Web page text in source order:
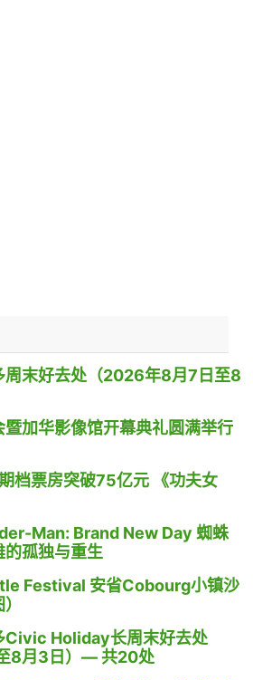
周末好去处（2026年8月7日至8
加华影像馆开幕典礼圆满举行
档票房突破75亿元 《功夫女
Man: Brand New Day 蜘蛛
的孤独与重生
Festival 安省Cobourg小镇沙
Civic Holiday长周末好去处
8月3日）— 共20处